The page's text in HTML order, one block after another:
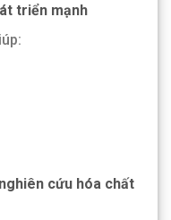
triển mạnh
cứu hóa chất